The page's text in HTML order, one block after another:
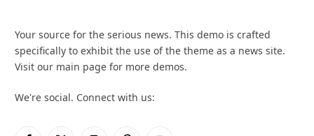
Your source for the serious news. This demo is crafted
specifically to exhibit the use of the theme as a news site.
Visit our main page for more demos.
We're social. Connect with us: